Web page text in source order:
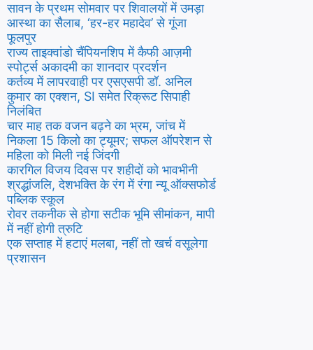
सावन के प्रथम सोमवार पर शिवालयों में उमड़ा
आस्था का सैलाब, ‘हर-हर महादेव’ से गूंजा
फूलपुर
राज्य ताइक्वांडो चैंपियनशिप में कैफी आज़मी
स्पोर्ट्स अकादमी का शानदार प्रदर्शन
कर्तव्य में लापरवाही पर एसएसपी डॉ. अनिल
कुमार का एक्शन, SI समेत रिक्रूट सिपाही
निलंबित
चार माह तक वजन बढ़ने का भ्रम, जांच में
निकला 15 किलो का ट्यूमर; सफल ऑपरेशन से
महिला को मिली नई जिंदगी
कारगिल विजय दिवस पर शहीदों को भावभीनी
श्रद्धांजलि, देशभक्ति के रंग में रंगा न्यू ऑक्सफोर्ड
पब्लिक स्कूल
रोवर तकनीक से होगा सटीक भूमि सीमांकन, मापी
में नहीं होगी त्रुटि
एक सप्ताह में हटाएं मलबा, नहीं तो खर्च वसूलेगा
प्रशासन